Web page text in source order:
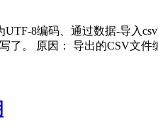
8编码、通过数据-导入
。 原因： 导出的CSV文